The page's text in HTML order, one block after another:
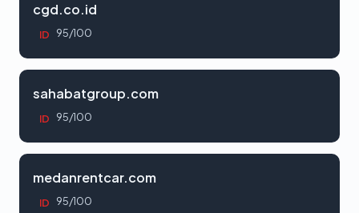
cgd.co.id
ID 95/100
sahabatgroup.com
ID 95/100
medanrentcar.com
ID 95/100